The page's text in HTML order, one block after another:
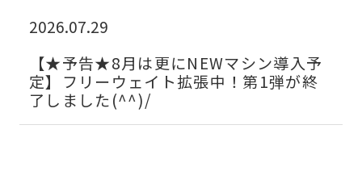
2026.07.29
【★予告★8月は更にNEWマシン導入予
定】フリーウェイト拡張中！第1弾が終
了しました(^^)/
top
page.